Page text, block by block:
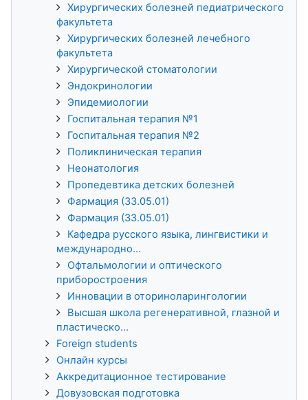
Хирургических болезней педиатрического
факультета
Хирургических болезней лечебного
факультета
Хирургической стоматологии
Эндокринологии
Эпидемиологии
Госпитальная терапия №1
Госпитальная терапия №2
Поликлиническая терапия
Неонатология
Пропедевтика детских болезней
Фармация (33.05.01)
Фармация (33.05.01)
Кафедра русского языка, лингвистики и
международно...
Офтальмологии и оптического
приборостроения
Инновации в оториноларингологии
Высшая школа регенеративной, глазной и
пластическо...
Foreign students
Онлайн курсы
Аккредитационное тестирование
Довузовская подготовка